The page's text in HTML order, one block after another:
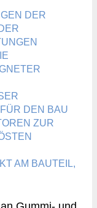
DER
DEN BAU
ZUR
AM BAUTEIL,